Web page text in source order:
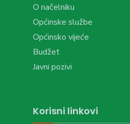
O načelniku
Općinske službe
Općinsko vijeće
Budžet
Javni pozivi
Korisni linkovi